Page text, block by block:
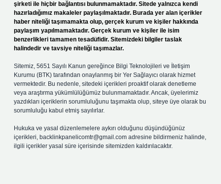
şirketi ile hiçbir bağlantısı bulunmamaktadır. Sitede yalnızca kendi
hazırladığımız makaleler paylaşılmaktadır. Burada yer alan içerikler
haber niteliği taşımamakta olup, gerçek kurum ve kişiler hakkında
paylaşım yapılmamaktadır. Gerçek kurum ve kişiler ile isim
benzerlikleri tamamen tesadüfidir. Sitemizdeki bilgiler taslak
halindedir ve tavsiye niteliği taşımazlar.
Sitemiz, 5651 Sayılı Kanun gereğince Bilgi Teknolojileri ve İletişim
Kurumu (BTK) tarafından onaylanmış bir Yer Sağlayıcı olarak hizmet
vermektedir. Bu nedenle, sitedeki içerikleri proaktif olarak denetleme
veya araştırma yükümlülüğümüz bulunmamaktadır. Ancak, üyelerimiz
yazdıkları içeriklerin sorumluluğunu taşımakta olup, siteye üye olarak bu
sorumluluğu kabul etmiş sayılırlar.
Hukuka ve yasal düzenlemelere aykırı olduğunu düşündüğünüz
içerikleri, backlinkpanelicomtr@gmail.com adresine bildirmeniz halinde,
ilgili içerikler yasal süre içerisinde sitemizden kaldırılacaktır.